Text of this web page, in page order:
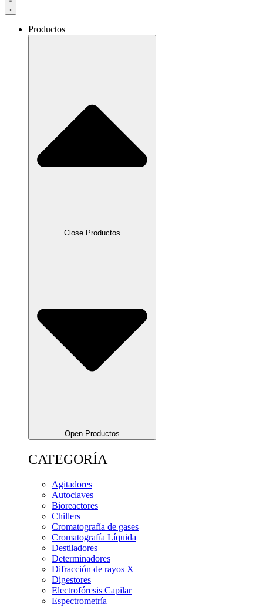
Productos
Close Productos
Open Productos
CATEGORÍA
Agitadores
Autoclaves
Bioreactores
Chillers
Cromatografía de gases
Cromatografía Líquida
Destiladores
Determinadores
Difracción de rayos X
Digestores
Electrofóresis Capilar
Espectrometría